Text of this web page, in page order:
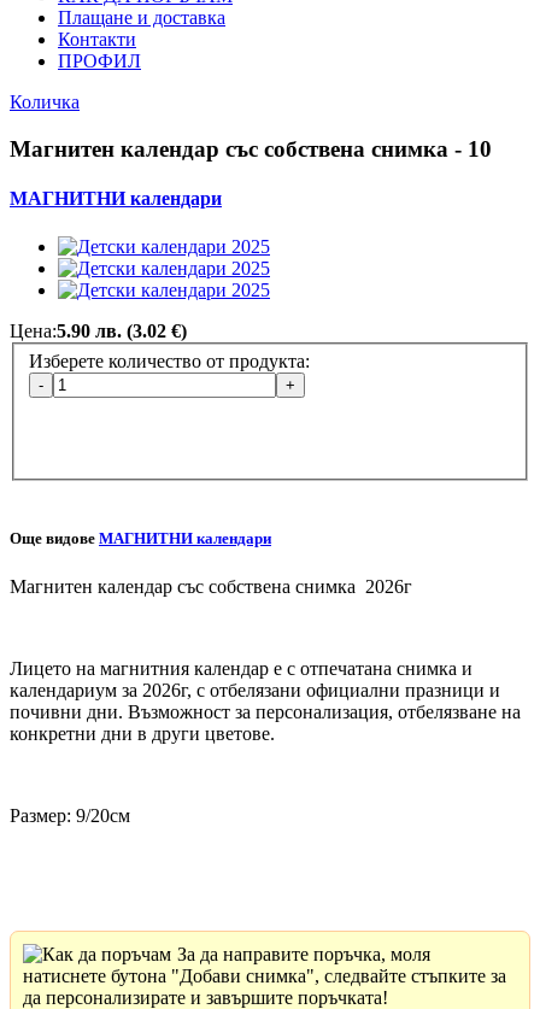
Плащане и доставка
Контакти
ПРОФИЛ
Количка
Магнитен календар със собствена снимка - 10
МАГНИТНИ календари
Цена:5.90 лв. (3.02 €)
Изберете количество от продукта:
Още видове МАГНИТНИ календари
Магнитен календар със собствена снимка 2026г
Лицето на магнитния календар е с отпечатана снимка и
календариум за 2026г, с отбелязани официални празници и
почивни дни. Възможност за персонализация, отбелязване на
конкретни дни в други цветове.
Размер: 9/20см
За да направите поръчка, моля
натиснете бутона "Добави снимка", следвайте стъпките за
да персонализирате и завършите поръчката!